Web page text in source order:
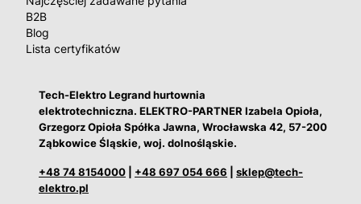
B2B
Blog
Lista certyfikatów
Tech-Elektro Legrand hurtownia
elektrotechniczna. ELEKTRO-PARTNER Izabela Opioła,
Grzegorz Opioła Spółka Jawna, Wrocławska 42, 57-200
Ząbkowice Śląskie, woj. dolnośląskie.
+48 74 8154000 +48 697 054 666
sklep@tech-
elektro.pl